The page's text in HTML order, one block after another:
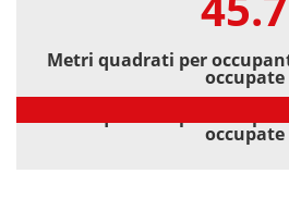
Metri quadrati per
occupate
occupate